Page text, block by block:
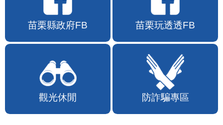
苗栗縣政府FB 苗栗玩透透FB
觀光休閒 防詐騙專區